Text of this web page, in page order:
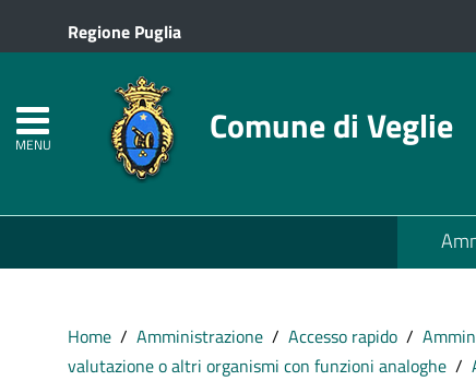
Regione Puglia
MENU Comune di Veglie
Home Amministrazione Accesso rapido
valutazione o altri organismi con funzioni analoghe